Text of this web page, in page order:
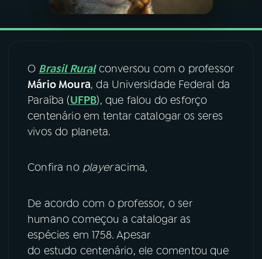
06VIDEOCASTS
07ÚLTIMAS
08FESTIVAL DE MÚSICA
YouTube Facebook
O Brasil Ruralconversou com o professor
Mário Moura, da Universidade Federal da
Paraíba (UFPB), que falou do esforço
centenário em tentar catalogar os seres
vivos do planeta.
Confira no playeracima,
De acordo com o professor, o ser
humano começou a catalogar as
espécies em 1758. Apesar
do estudo centenário, ele comentou que